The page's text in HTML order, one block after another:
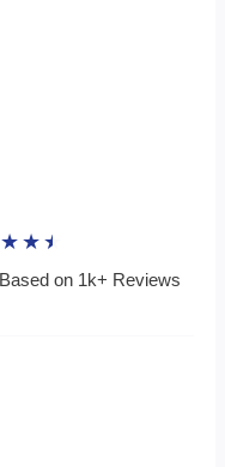
★ ★ ★
Based on 1k+ Reviews​